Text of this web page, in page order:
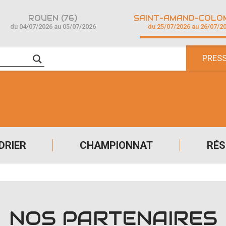
CHAMPIONNAT
ROUEN (76)
du 04/07/2026 au 05/07/2026 du 25/07/2026 au 26/07/
NOS PARTENAIRES